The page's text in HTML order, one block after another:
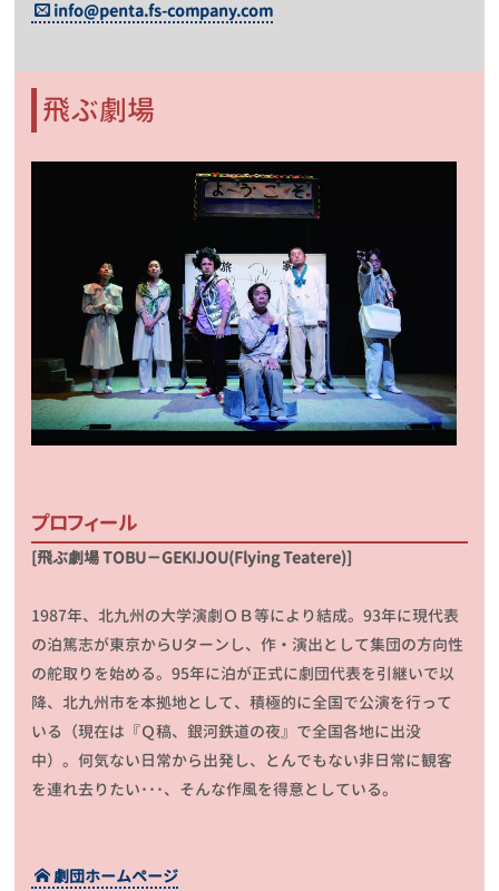
info@penta.fs-company.com
飛ぶ劇場
プロフィール
[飛ぶ劇場 TOBU－GEKIJOU(Flying Teatere)]
1987年、北九州の大学演劇ＯＢ等により結成。93年に現代表
の泊篤志が東京からUターンし、作・演出として集団の方向性
の舵取りを始める。95年に泊が正式に劇団代表を引継いで以
降、北九州市を本拠地として、積極的に全国で公演を行って
いる（現在は『Ｑ稿、銀河鉄道の夜』で全国各地に出没
中）。何気ない日常から出発し、とんでもない非日常に観客
を連れ去りたい･･･、そんな作風を得意としている。
劇団ホームページ